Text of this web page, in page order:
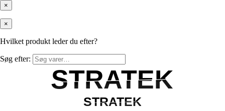
×
×
Hvilket produkt leder du efter?
Søg efter:
STRATEK
STRATEK
STRATEK
STRATEK